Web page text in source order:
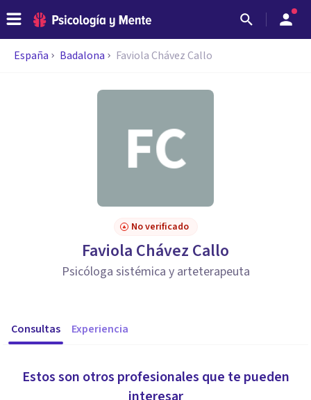
España Badalona Faviola Chávez Callo
No verificado
Faviola Chávez Callo
Psicóloga sistémica y arteterapeuta
Consultas Experiencia
Estos son otros profesionales que te pueden